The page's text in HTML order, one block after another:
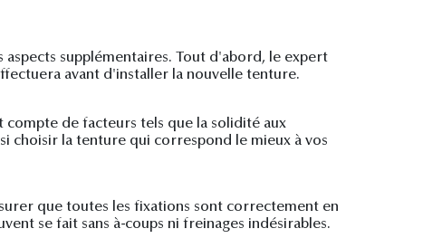
supplémentaires. Tout d'abord, le expert
avant d'installer la nouvelle tenture.
de facteurs tels que la solidité aux
choisir la tenture qui correspond le mieux à vos
que toutes les fixations sont correctement en
se fait sans à-coups ni freinages indésirables.